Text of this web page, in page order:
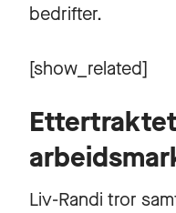
bedrifter.
[show_related]
Liv-Randi tror